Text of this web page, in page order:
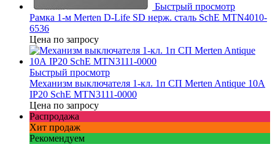
Быстрый просмотр
Рамка 1-м Merten D-Life SD нерж. сталь SchE MTN4010-
6536
Цена по запросу
Быстрый просмотр
Механизм выключателя 1-кл. 1п СП Merten Antique 10А
IP20 SchE MTN3111-0000
Цена по запросу
Распродажа
Хит продаж
Рекомендуем